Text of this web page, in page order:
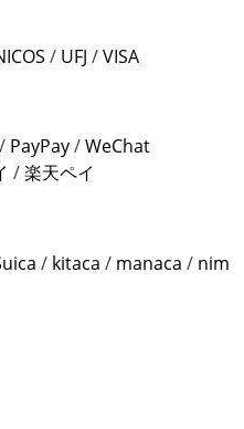
ング始めました!
す
。
料金が無料となりま
ルになります
客スタッフに学生証提示
販売となります。
/ UFJ /VISA
/ PayPay/WeChat
/楽天ペイ
/ kitaca / manaca / nim